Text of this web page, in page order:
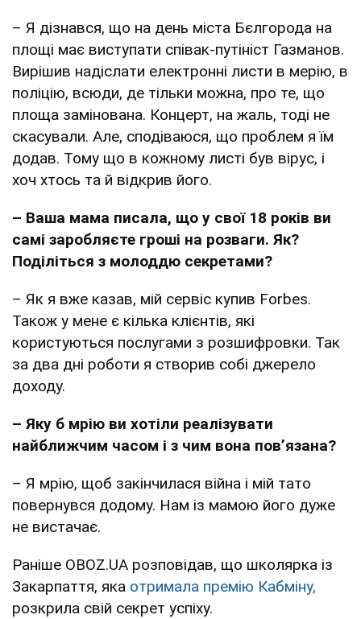
– Я дізнався, що на день міста Бєлгорода на
площі має виступати співак-путініст Газманов.
Вирішив надіслати електронні листи в мерію, в
поліцію, всюди, де тільки можна, про те, що
площа замінована. Концерт, на жаль, тоді не
скасували. Але, сподіваюся, що проблем я їм
додав. Тому що в кожному листі був вірус, і
хоч хтось та й відкрив його.
– Ваша мама писала, що у свої 18 років ви
самі заробляєте гроші на розваги. Як?
Поділіться з молоддю секретами?
– Як я вже казав, мій сервіс купив Forbes.
Також у мене є кілька клієнтів, які
користуються послугами з розшифровки. Так
за два дні роботи я створив собі джерело
доходу.
– Яку б мрію ви хотіли реалізувати
найближчим часом і з чим вона повʼязана?
– Я мрію, щоб закінчилася війна і мій тато
повернувся додому. Нам із мамою його дуже
не вистачає.
Раніше OBOZ.UA розповідав, що школярка із
Закарпаття, яка отримала премію Кабміну,
розкрила свій секрет успіху.